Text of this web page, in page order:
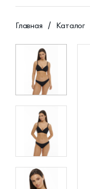
Главная Каталог